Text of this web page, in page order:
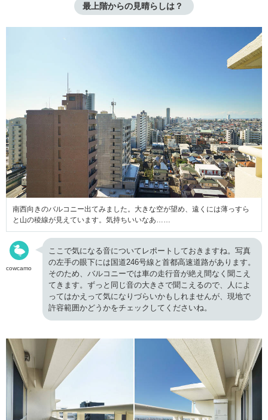
最上階からの見晴らしは？
南西向きのバルコニー出てみました。大きな空が望め、遠くには薄っすら
と山の稜線が見えています。気持ちいいなあ……
cowcamo
ここで気になる音についてレポートしておきますね。写真
の左手の眼下には国道246号線と首都高速道路があります。
そのため、バルコニーでは車の走行音が絶え間なく聞こえ
てきます。ずっと同じ音の大きさで聞こえるので、人によ
ってはかえって気になりづらいかもしれませんが、現地で
許容範囲かどうかをチェックしてくださいね。